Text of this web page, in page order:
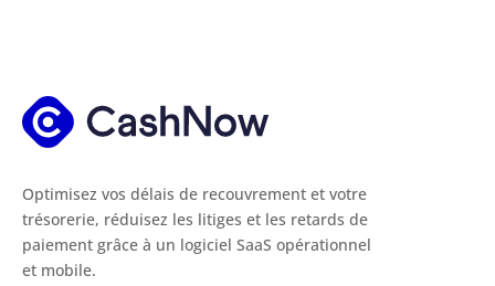
Optimisez vos délais de recouvrement et votre
trésorerie, réduisez les litiges et les retards de
paiement grâce à un logiciel SaaS opérationnel
et mobile.